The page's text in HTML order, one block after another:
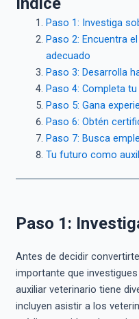
Paso 1: Investiga
Paso 2: Encuentra
adecuado
Paso 3: Desarrolla
Paso 4: Completa
Paso 5: Gana
Paso 6: Obtén
Paso 7: Busca
Tu futuro como
Paso 1:
Antes de decidir
importante que
auxiliar veterinario tiene
incluyen asistir a los